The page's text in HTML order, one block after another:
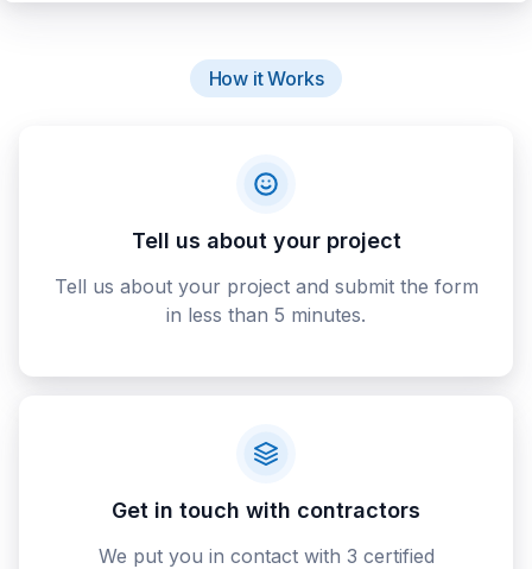
How it Works
Tell us about your project
Tell us about your project and submit the form
in less than 5 minutes.
Get in touch with contractors
We put you in contact with 3 certified